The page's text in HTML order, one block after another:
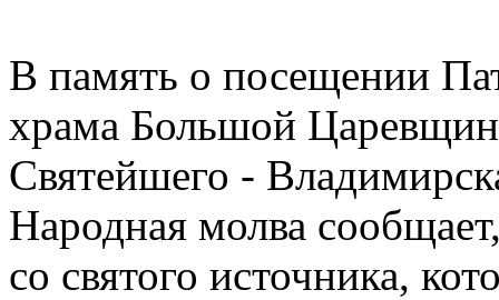
В память о посещении
храма Большой
Святейшего -
Народная молва
со святого источника,